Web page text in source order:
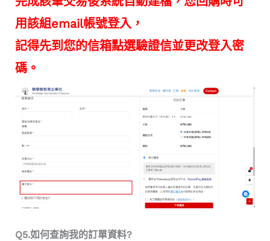
用該組email帳號登入，
記得先到您的信箱點選驗證信並更改登入密
碼。
Q5.如何查詢我的訂單資料?